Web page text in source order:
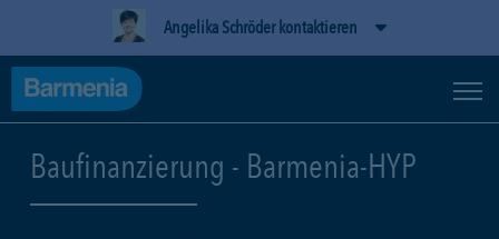
Angelika Schröder kontaktieren
Baufinanzierung - Barmenia-HYP